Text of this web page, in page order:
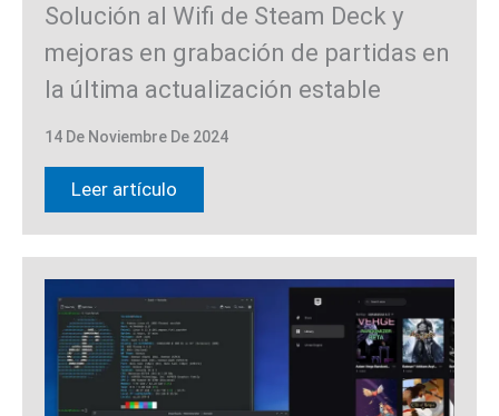
Solución al Wifi de Steam Deck y
mejoras en grabación de partidas en
la última actualización estable
14 De Noviembre De 2024
Leer artículo